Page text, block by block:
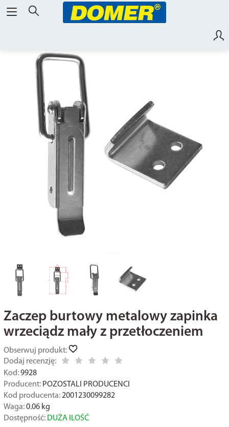
Zaczep burtowy metalowy zapinka
wrzeciądz mały z przetłoczeniem
Obserwuj produkt:
Dodaj recenzję:
Kod: 9928
Producent: POZOSTALI PRODUCENCI
Kod producenta: 2001230099282
Waga: 0.06kg
Dostępność: DUŻA ILOŚĆ